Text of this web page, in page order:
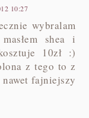
10:27
wybralam
shea i
10zł :)
z tego to z
fajniejszy